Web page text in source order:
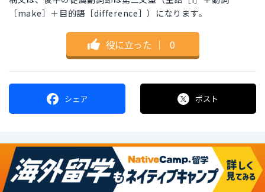
［make］＋目的語［difference］）になります。
役に立った ｜ 0
シェア ポスト